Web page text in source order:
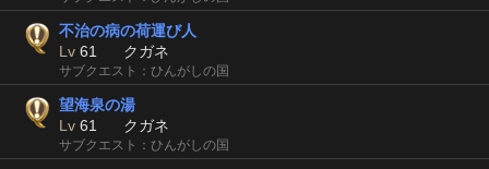
不治の病の荷運び人
Lv 61 クガネ
サブクエスト：ひんがしの国
望海泉の湯
Lv 61 クガネ
サブクエスト：ひんがしの国